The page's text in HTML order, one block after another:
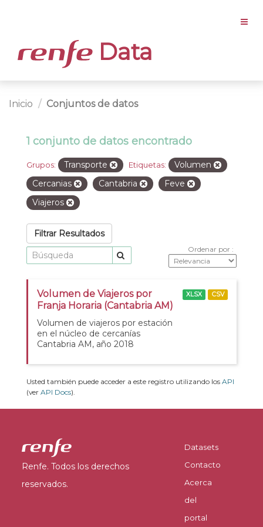
Data
Inicio Conjuntos de datos
1 conjunto de datos encontrado
Grupos: Transporte Etiquetas:
Volumen
Cercanias
Cantabria
Feve
Viajeros
Filtrar Resultados
Ordenar por
Volumen de Viajeros por
Franja Horaria (Cantabria AM)
Volumen de viajeros por estación
en el núcleo de cercanías
Cantabria AM, año 2018
XLSX CSV
Usted también puede acceder a este registro utilizando los API
(ver API Docs).
Renfe. Todos los derechos
reservados.
Datasets
Contacto
Acerca
del
portal